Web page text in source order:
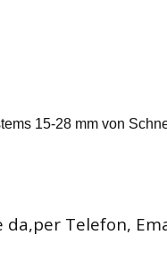
15-28 mm von
Telefon,